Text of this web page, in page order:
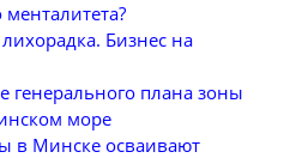
менталитета?
Бизнес на
генерального плана зоны
море
в Минске осваивают